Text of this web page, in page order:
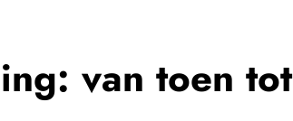
van toen